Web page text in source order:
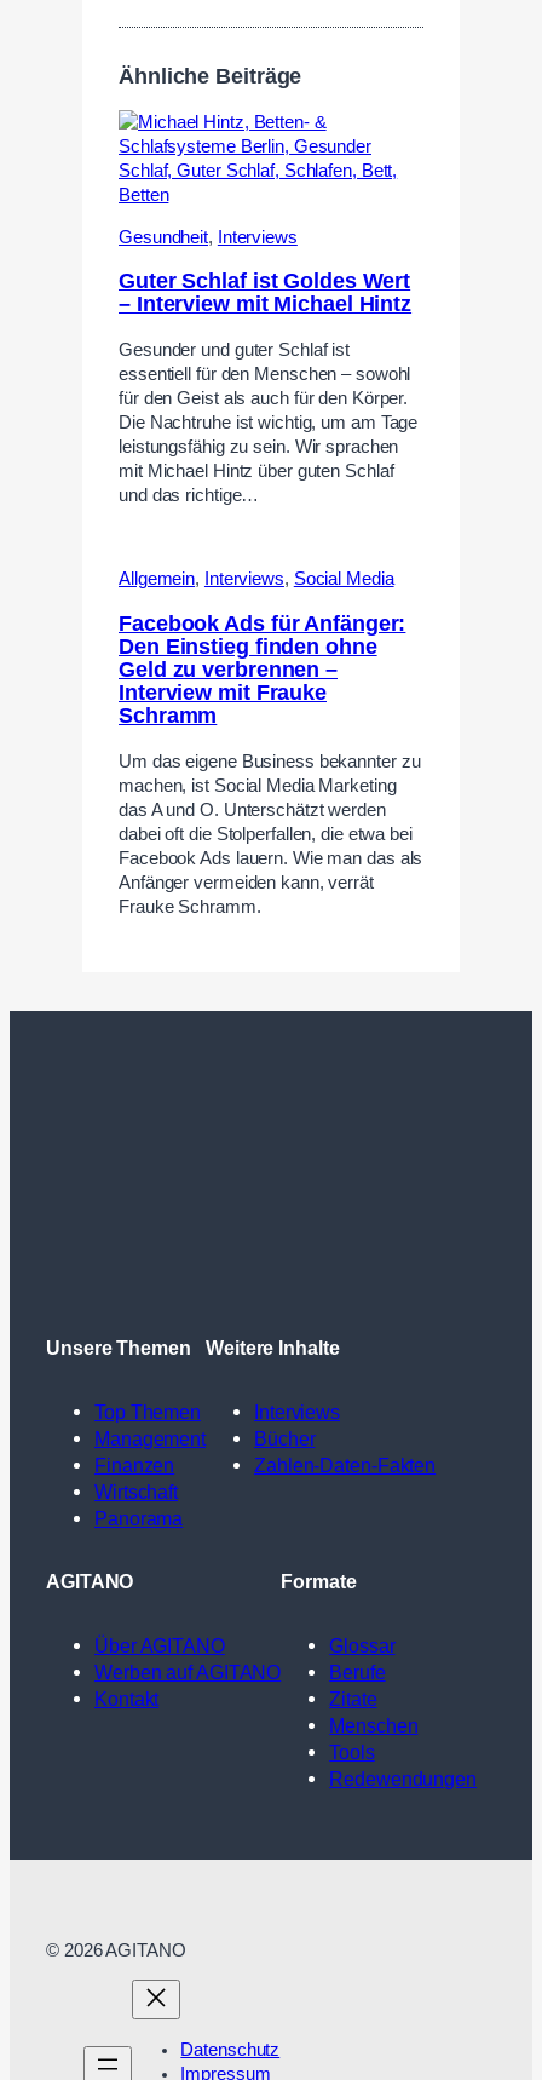
Ähnliche Beiträge
Gesundheit, Interviews
Guter Schlaf ist Goldes Wert
– Interview mit Michael Hintz
Gesunder und guter Schlaf ist
essentiell für den Menschen – sowohl
für den Geist als auch für den Körper.
Die Nachtruhe ist wichtig, um am Tage
leistungsfähig zu sein. Wir sprachen
mit Michael Hintz über guten Schlaf
und das richtige…
Allgemein, Interviews, Social Media
Facebook Ads für Anfänger:
Den Einstieg finden ohne
Geld zu verbrennen –
Interview mit Frauke
Schramm
Um das eigene Business bekannter zu
machen, ist Social Media Marketing
das A und O. Unterschätzt werden
dabei oft die Stolperfallen, die etwa bei
Facebook Ads lauern. Wie man das als
Anfänger vermeiden kann, verrät
Frauke Schramm.
Unsere Themen
Top Themen
Management
Finanzen
Wirtschaft
Panorama
Weitere Inhalte
Interviews
Bücher
Zahlen-Daten-Fakten
AGITANO
Über AGITANO
Werben auf AGITANO
Kontakt
Formate
Glossar
Berufe
Zitate
Menschen
Tools
Redewendungen
© 2026 AGITANO
Datenschutz
Impressum